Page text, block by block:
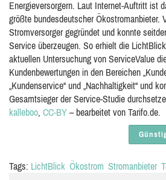
Energieversorgern. Laut Internet-Auftritt ist
größte bundesdeutscher Ökostromanbieter.
Stromversorger gegründet und konnte
Service überzeugen. So erhielt die
aktuellen Untersuchung von ServiceValue
Kundenbewertungen in den Bereichen
„Kundenservice“ und „Nachhaltigkeit“ und
Gesamtsieger der Service-Studie
kalleboo, CC-BY – bearbeitet von Tarifo.de.
Tags: LichtBlick Ökostrom Stromanbieter